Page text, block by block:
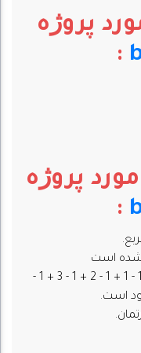
پروژه
:
پروژه
:
سبک های موجود در پروژه: 0 + 1 - 1 + 1 - 2 + 1 - 3 + 1 -